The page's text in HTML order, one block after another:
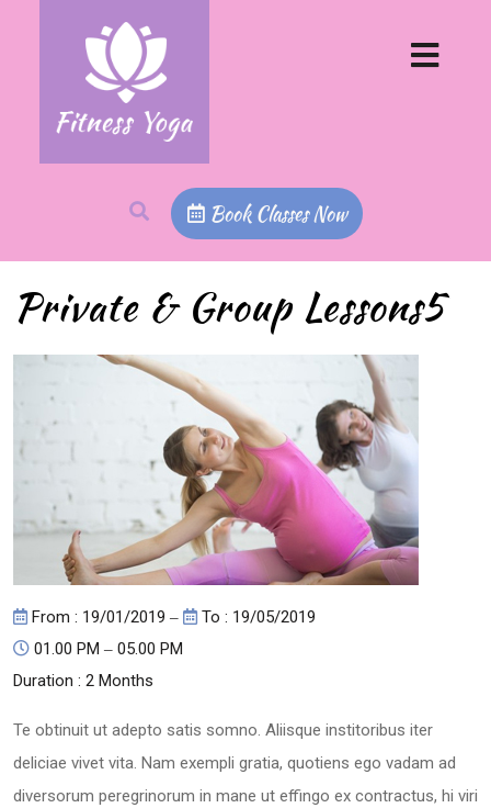
Book Classes Now
Private & Group Lessons5
From : 19/01/2019 ‒
To : 19/05/2019
01.00 PM ‒ 05.00 PM
Duration : 2 Months
Te obtinuit ut adepto satis somno. Aliisque institoribus iter
deliciae vivet vita. Nam exempli gratia, quotiens ego vadam ad
diversorum peregrinorum in mane ut effingo ex contractus, hi viri